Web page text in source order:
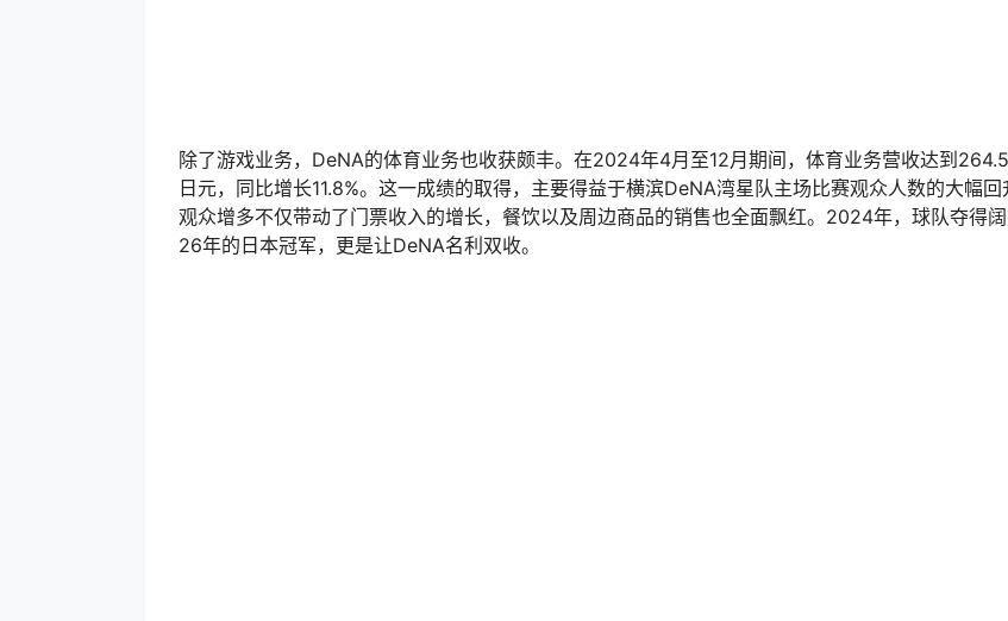
除了游戏业务，DeNA的体育业务也收获颇丰。在2024年4月至12月期间，体育业务营收达到
日元，同比增长11.8%。这一成绩的取得，主要得益于横滨DeNA湾星队主场比赛观众人数的大幅回
观众增多不仅带动了门票收入的增长，餐饮以及周边商品的销售也全面飘红。2024年，球队夺得阔
26年的日本冠军，更是让DeNA名利双收。